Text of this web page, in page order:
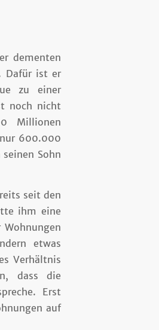
dementen
Dafür ist er
zu einer
noch nicht
Millionen
600.000
Sohn
seit den
ihm eine
etwas
Verhältnis
dass die
Erst
auf